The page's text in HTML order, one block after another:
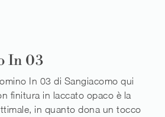
In 03
In 03 di Sangiacomo qui
finitura in laccato opaco è la
in quanto dona un tocco